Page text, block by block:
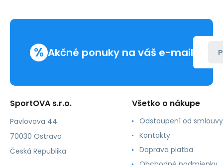
% Akčné ponuky na váš e-mail
SportOVA s.r.o.
Pavlovova 44
70030 Ostrava
Česká Republika
Všetko o nákupe
Odstoupení od smlouvy
Kontakty
Doprava platba